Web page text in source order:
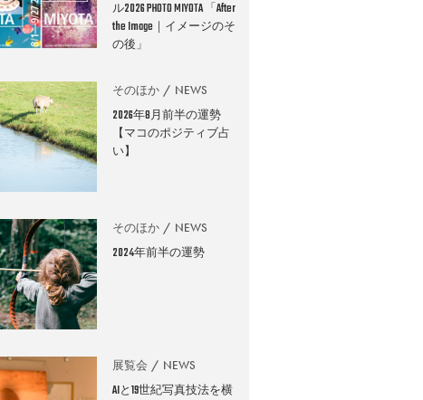
ル2026 PHOTO MIYOTA 「After
the Image｜イメージのそ
の後」
そのほか NEWS
2026年8月前半の運勢
【マコのポジティブ占
い】
そのほか NEWS
2024年前半の運勢
展覧会 NEWS
AIと19世紀写真技法を横